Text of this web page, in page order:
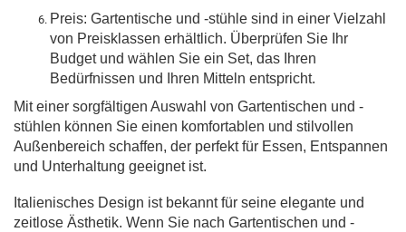
Preis: Gartentische und -stühle sind in einer Vielzahl
von Preisklassen erhältlich. Überprüfen Sie Ihr
Budget und wählen Sie ein Set, das Ihren
Bedürfnissen und Ihren Mitteln entspricht.
Mit einer sorgfältigen Auswahl von Gartentischen und -
stühlen können Sie einen komfortablen und stilvollen
Außenbereich schaffen, der perfekt für Essen, Entspannen
und Unterhaltung geeignet ist.
Italienisches Design ist bekannt für seine elegante und
zeitlose Ästhetik. Wenn Sie nach Gartentischen und -